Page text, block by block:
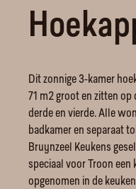
Dit zonnige 3-kamer
71 m2 groot en zitten op
derde en vierde. Alle
badkamer en separaat
Bruynzeel Keukens
speciaal voor Troon een
opgenomen in de